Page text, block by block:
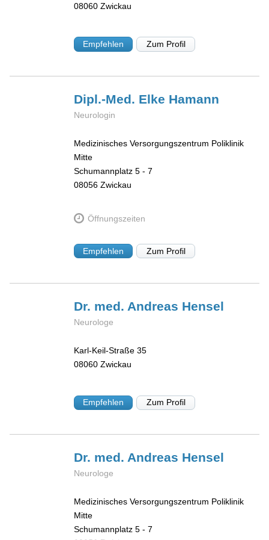
08060 Zwickau
Empfehlen Zum Profil
Dipl.-Med. Elke Hamann
Neurologin
Medizinisches Versorgungszentrum Poliklinik
Mitte
Schumannplatz 5 - 7
08056 Zwickau
Öffnungszeiten
Empfehlen Zum Profil
Dr. med. Andreas Hensel
Neurologe
Karl-Keil-Straße 35
08060 Zwickau
Empfehlen Zum Profil
Dr. med. Andreas Hensel
Neurologe
Medizinisches Versorgungszentrum Poliklinik
Mitte
Schumannplatz 5 - 7